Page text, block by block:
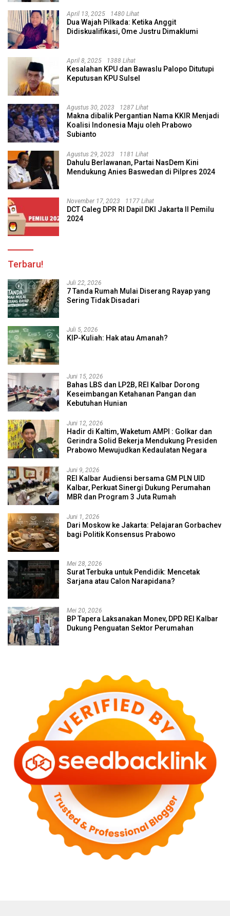
April 13, 2025 1480 Lihat
Dua Wajah Pilkada: Ketika Anggit
Didiskualifikasi, Ome Justru Dimaklumi
April 8, 2025 1388 Lihat
Kesalahan KPU dan Bawaslu Palopo Ditutupi
Keputusan KPU Sulsel
Agustus 30, 2023 1287 Lihat
Makna dibalik Pergantian Nama KKIR Menjadi
Koalisi Indonesia Maju oleh Prabowo
Subianto
Agustus 29, 2023 1181 Lihat
Dahulu Berlawanan, Partai NasDem Kini
Mendukung Anies Baswedan di Pilpres 2024
November 17, 2023 1177 Lihat
DCT Caleg DPR RI Dapil DKI Jakarta II Pemilu
2024
Terbaru!
Juli 22, 2026
7 Tanda Rumah Mulai Diserang Rayap yang
Sering Tidak Disadari
Juli 5, 2026
KIP-Kuliah: Hak atau Amanah?
Juni 15, 2026
Bahas LBS dan LP2B, REI Kalbar Dorong
Keseimbangan Ketahanan Pangan dan
Kebutuhan Hunian
Juni 12, 2026
Hadir di Kaltim, Waketum AMPI : Golkar dan
Gerindra Solid Bekerja Mendukung Presiden
Prabowo Mewujudkan Kedaulatan Negara
Juni 9, 2026
REI Kalbar Audiensi bersama GM PLN UID
Kalbar, Perkuat Sinergi Dukung Perumahan
MBR dan Program 3 Juta Rumah
Juni 1, 2026
Dari Moskow ke Jakarta: Pelajaran Gorbachev
bagi Politik Konsensus Prabowo
Mei 28, 2026
Surat Terbuka untuk Pendidik: Mencetak
Sarjana atau Calon Narapidana?
Mei 20, 2026
BP Tapera Laksanakan Monev, DPD REI Kalbar
Dukung Penguatan Sektor Perumahan